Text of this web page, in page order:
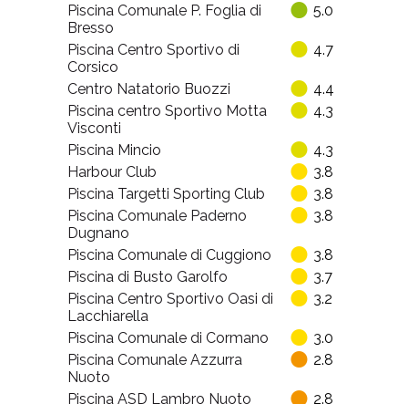
Piscina Comunale P. Foglia di
Bresso
5.0
Piscina Centro Sportivo di
Corsico
4.7
Centro Natatorio Buozzi
4.4
Piscina centro Sportivo Motta
Visconti
4.3
Piscina Mincio
4.3
Harbour Club
3.8
Piscina Targetti Sporting Club
3.8
Piscina Comunale Paderno
Dugnano
3.8
Piscina Comunale di Cuggiono
3.8
Piscina di Busto Garolfo
3.7
Piscina Centro Sportivo Oasi di
Lacchiarella
3.2
Piscina Comunale di Cormano
3.0
Piscina Comunale Azzurra
Nuoto
2.8
Piscina ASD Lambro Nuoto 2.8